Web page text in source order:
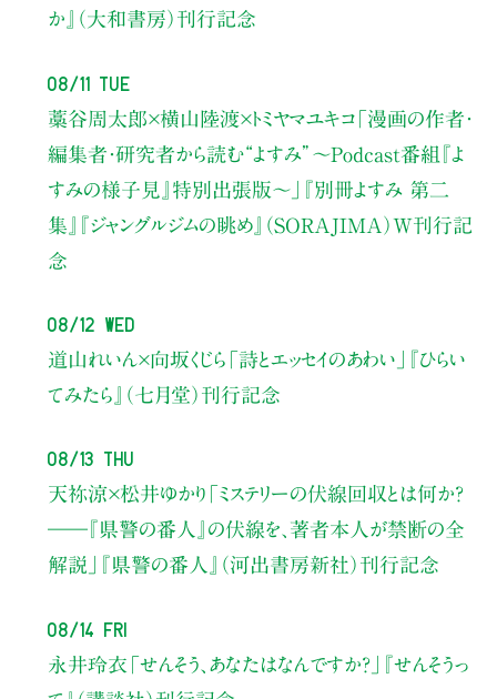
か』（大和書房）刊行記念
08/11 Tue
藁谷周太郎×横山陸渡×トミヤマユキコ「漫画の作者・
編集者・研究者から読む“よすみ” 〜Podcast番組『よ
すみの様子見』特別出張版〜」
『別冊よすみ 第二
集』『ジャングルジムの眺め』（SORAJIMA）W刊行記
念
08/12 Wed
道山れいん×向坂くじら 「詩とエッセイのあわい」
『ひらい
てみたら』（七月堂）刊行記念
08/13 Thu
天祢涼×松井ゆかり 「ミステリーの伏線回収とは何か？
――『県警の番人』の伏線を、著者本人が禁断の全
解説」
『県警の番人』（河出書房新社）刊行記念
08/14 Fri
永井玲衣 「せんそう、あなたはなんですか？」
『せんそうっ